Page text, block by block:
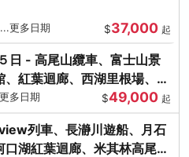
更多日期 $37,000 起
日 - 高尾山纜車、富士山景
紅葉迴廊、西湖里根場、銀
多日期 $49,000 起
列車、長瀞川遊船、月石
湖紅葉迴廊、米其林高尾